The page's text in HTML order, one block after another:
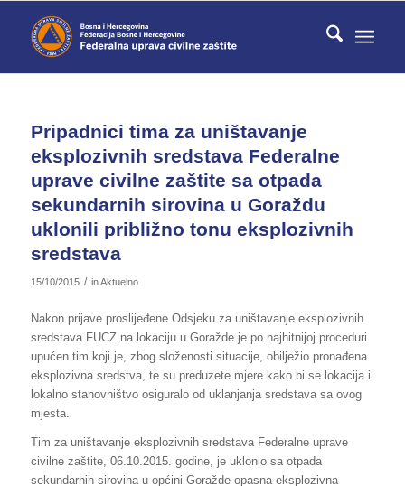
Pripadnici tima za uništavanje
eksplozivnih sredstava Federalne
uprave civilne zaštite sa otpada
sekundarnih sirovina u Goraždu
uklonili približno tonu eksplozivnih
sredstava
15/10/2015 / inAktuelno
Nakon prijave proslijeđene Odsjeku za uništavanje eksplozivnih
sredstava FUCZ na lokaciju u Goražde je po najhitnijoj proceduri
upućen tim koji je, zbog složenosti situacije, obilježio pronađena
eksplozivna sredstva, te su preduzete mjere kako bi se lokacija i
lokalno stanovništvo osiguralo od uklanjanja sredstava sa ovog
mjesta.
Tim za uništavanje eksplozivnih sredstava Federalne uprave
civilne zaštite, 06.10.2015. godine, je uklonio sa otpada
sekundarnih sirovina u općini Goražde opasna eksplozivna